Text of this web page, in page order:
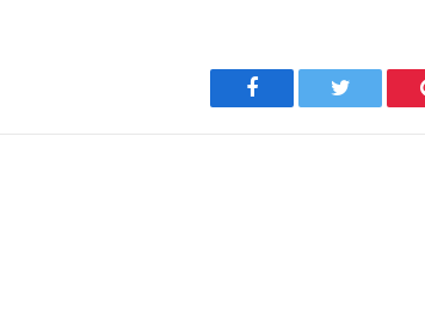
Facebook Twitter